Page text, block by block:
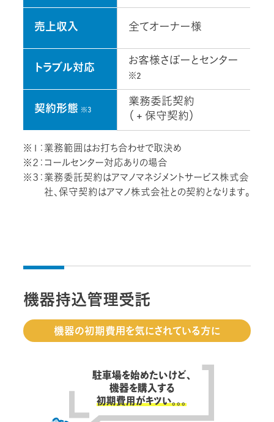
売上収入 全てオーナー様
トラブル対応
お客様さぽーとセンター
※2
契約形態 ※3
業務委託契約
（ + 保守契約）
※１：業務範囲はお打ち合わせで取決め
※２：コールセンター対応ありの場合
※３：業務委託契約はアマノマネジメントサービス株式会
社、保守契約はアマノ株式会社との契約となります。
機器持込管理受託
機器の初期費用を気にされている方に
駐車場を始めたいけど、
機器を購入する
初期費用がキツい。。。